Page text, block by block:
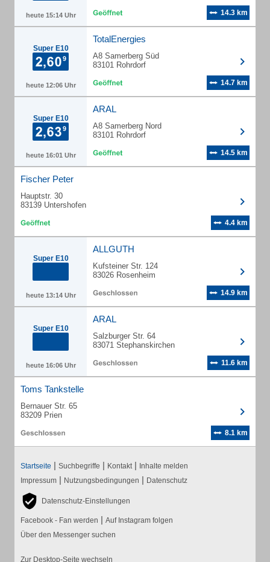
heute 15:14 Uhr 14.3 km
Super E10
heute 12:06 Uhr
TotalEnergies
A8 Samerberg Süd
83101 Rohrdorf
14.7 km
Super E10
heute 16:01 Uhr
ARAL
A8 Samerberg Nord
83101 Rohrdorf
14.5 km
Fischer Peter
Hauptstr. 30
83139 Untershofen
4.4 km
Super E10
heute 13:14 Uhr
ALLGUTH
Kufsteiner Str. 124
83026 Rosenheim
14.9 km
Super E10
heute 16:06 Uhr
ARAL
Salzburger Str. 64
83071 Stephanskirchen
11.6 km
Toms Tankstelle
Bernauer Str. 65
83209 Prien
8.1 km
Startseite | Suchbegriffe | Kontakt | Inhalte melden
Impressum | Nutzungsbedingungen | Datenschutz
Datenschutz-Einstellungen
Facebook - Fan werden | Auf Instagram folgen
Über den Messenger suchen
Zur Desktop-Seite wechseln